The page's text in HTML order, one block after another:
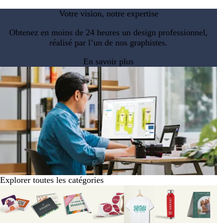
Votre vision, notre expertise
Obtenez en moins de 24 heures un design professionnel,
réalisé par l’un de nos graphistes.
En savoir plus
Explorer toutes les catégories
1